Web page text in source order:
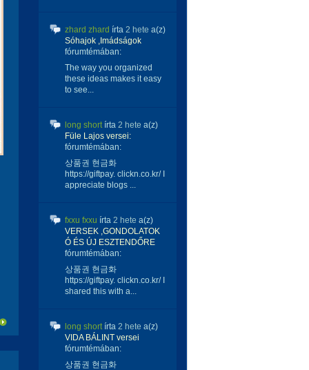
zhard zhard írta 2 hete a(z)
Sóhajok ,Imádságok
fórumtémában:
The way you organized
these ideas makes it easy
to see...
long shortírta 2 hete a(z)
Füle Lajos versei:
fórumtémában:
상품권 현금화
https://giftpay. clickn.co.kr/ I
appreciate blogs ...
fxxu fxxu írta 2 hete a(z)
VERSEK ,GONDOLATOK
Ó ÉS ÚJ ESZTENDŐRE
fórumtémában:
상품권 현금화
https://giftpay. clickn.co.kr/ I
shared this with a...
long shortírta 2 hete a(z)
VIDA BÁLINT versei
fórumtémában:
상품권 현금화